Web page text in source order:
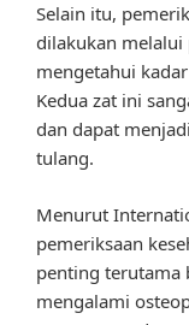
Selain itu,
dilakukan
mengetahui
Kedua zat ini
dan dapat
tulang.
Menurut
pemeriksaan
penting terutama
mengalami